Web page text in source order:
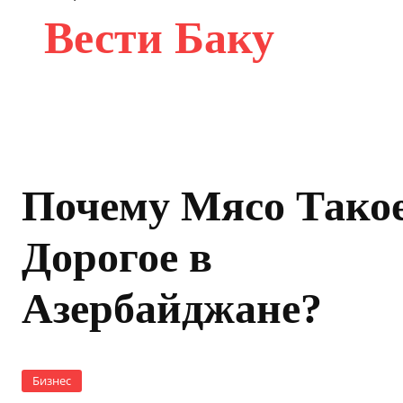
Вести Баку
Почему Мясо
Дорогое в
Азербайджане?
Бизнес